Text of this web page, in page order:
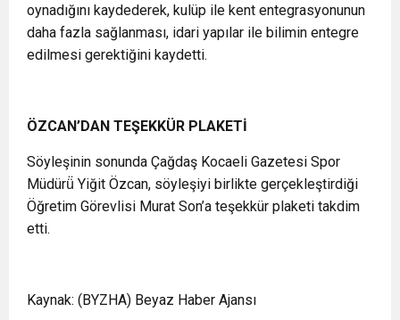
oynadığını kaydederek, kulüp ile kent entegrasyonunun
daha fazla sağlanması, idari yapılar ile bilimin entegre
edilmesi gerektiğini kaydetti.
ÖZCAN’DAN TEŞEKKÜR PLAKETİ
Söyleşinin sonunda Çağdaş Kocaeli Gazetesi Spor
Müdürü̈ Yiğit Özcan, söyleşiyi birlikte gerçekleştirdiği
Öğretim Görevlisi Murat Son’a teşekkür plaketi takdim
etti.
Kaynak: (BYZHA) Beyaz Haber Ajansı